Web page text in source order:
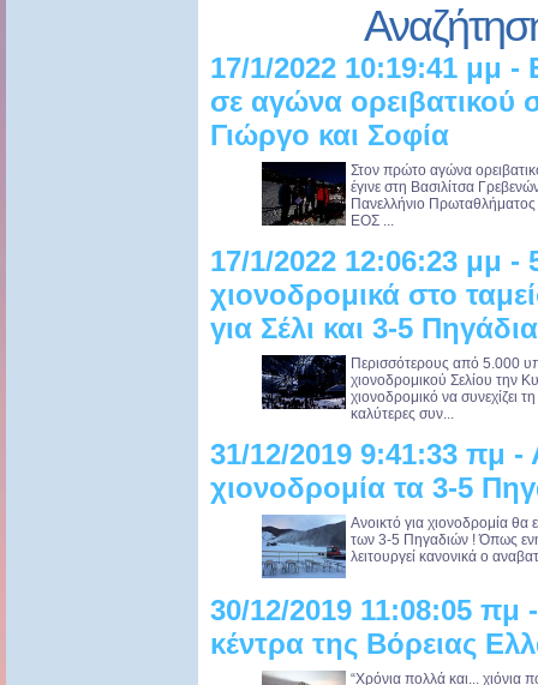
17/1/2022 10:19:41 μμ
σε αγώνα ορειβατικού
Γιώργο και Σοφία
Στον πρώτο αγώνα
έγινε στη Βασιλίτσα
Πανελλήνιο
ΕΟΣ ...
17/1/2022 12:06:23 μμ -
χιονοδρομικά στο
για Σέλι και 3-5
Περισσότερους από 5.000
χιονοδρομικού Σελίου την
χιονοδρομικό να συνεχίζει
καλύτερες συν...
31/12/2019 9:41:33 πμ -
χιονοδρομία τα 3-5
Ανοικτό για χιονοδρομία θα
των 3-5 Πηγαδιών ! Όπως
λειτουργεί κανονικά ο
30/12/2019 11:08:05 πμ
κέντρα της Βόρειας
“Χρόνια πολλά και... χιόνια